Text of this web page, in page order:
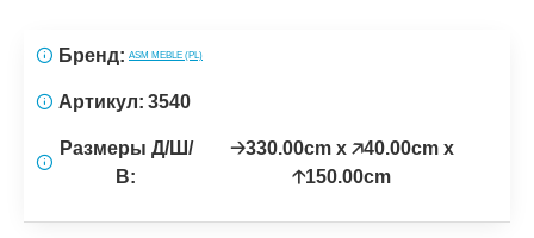
Бренд: ASM MEBLE (PL)
Артикул: 3540
Размеры Д/Ш/
В:
🡢330.00cm x 🡥40.00cm x
🡡150.00cm